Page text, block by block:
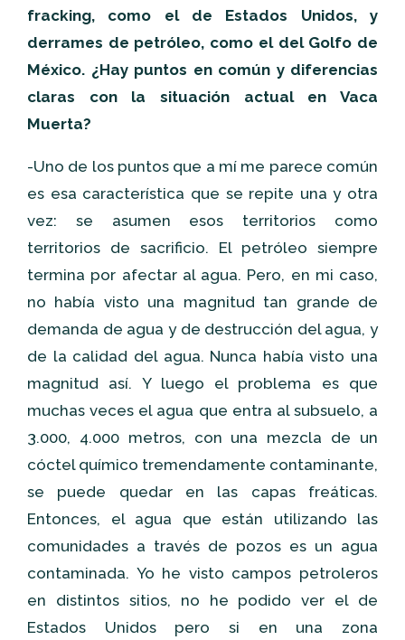
fracking, como el de Estados Unidos, y
derrames de petróleo, como el del Golfo de
México. ¿Hay puntos en común y diferencias
claras con la situación actual en Vaca
Muerta?
-Uno de los puntos que a mí me parece común
es esa característica que se repite una y otra
vez: se asumen esos territorios como
territorios de sacrificio.
El petróleo siempre
termina por afectar al agua. Pero, en mi caso,
no había visto una magnitud tan grande de
demanda de agua y de destrucción del agua, y
de la calidad del agua. Nunca había visto una
magnitud así. Y luego el problema es que
muchas veces el agua que entra al subsuelo, a
3.000, 4.000 metros, con una mezcla de un
cóctel químico tremendamente contaminante,
se puede quedar en las capas freáticas.
Entonces, el agua que están utilizando las
comunidades a través de pozos es un agua
contaminada. Yo he visto campos petroleros
en distintos sitios, no he podido ver el de
Estados Unidos pero si en una zona